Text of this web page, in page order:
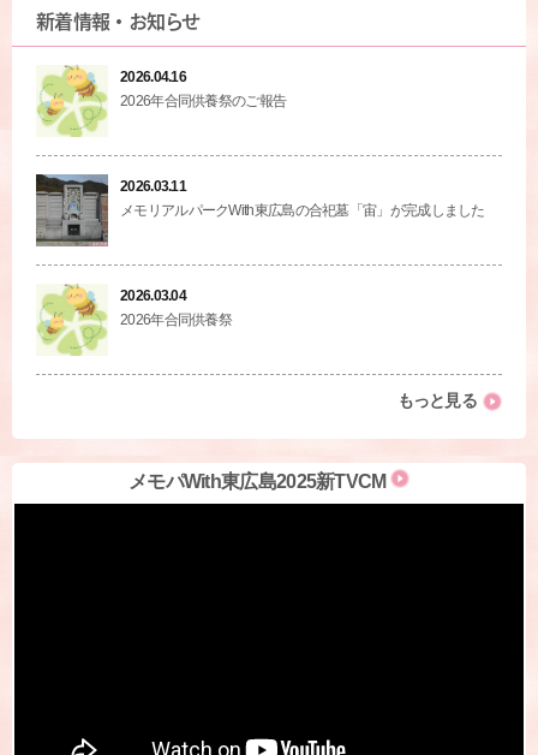
新着情報・お知らせ
2026.04.16
2026年合同供養祭のご報告
2026.03.11
メモリアルパークWith東広島の合祀墓「宙」が完成しました
2026.03.04
2026年合同供養祭
もっと見る
メモパWith東広島2025新TVCM